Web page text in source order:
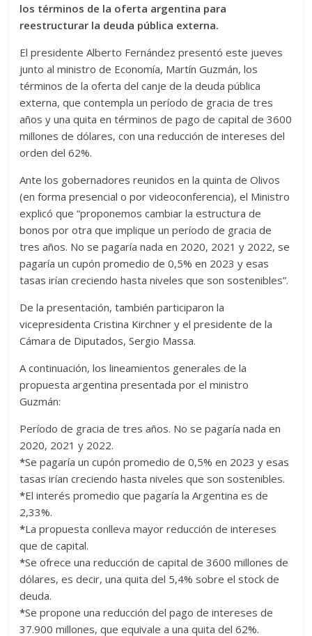
los términos de la oferta argentina para
reestructurar la deuda pública externa.
El presidente Alberto Fernández presentó este jueves
junto al ministro de Economía, Martín Guzmán, los
términos de la oferta del canje de la deuda pública
externa, que contempla un período de gracia de tres
años y una quita en términos de pago de capital de 3600
millones de dólares, con una reducción de intereses del
orden del 62%.
Ante los gobernadores reunidos en la quinta de Olivos
(en forma presencial o por videoconferencia), el Ministro
explicó que “proponemos cambiar la estructura de
bonos por otra que implique un período de gracia de
tres años. No se pagaría nada en 2020, 2021 y 2022, se
pagaría un cupón promedio de 0,5% en 2023 y esas
tasas irían creciendo hasta niveles que son sostenibles”.
De la presentación, también participaron la
vicepresidenta Cristina Kirchner y el presidente de la
Cámara de Diputados, Sergio Massa.
A continuación, los lineamientos generales de la
propuesta argentina presentada por el ministro
Guzmán:
Período de gracia de tres años. No se pagaría nada en
2020, 2021 y 2022.
*Se pagaría un cupón promedio de 0,5% en 2023 y esas
tasas irían creciendo hasta niveles que son sostenibles.
*El interés promedio que pagaría la Argentina es de
2,33%.
*La propuesta conlleva mayor reducción de intereses
que de capital.
*Se ofrece una reducción de capital de 3600 millones de
dólares, es decir, una quita del 5,4% sobre el stock de
deuda.
*Se propone una reducción del pago de intereses de
37.900 millones, que equivale a una quita del 62%.